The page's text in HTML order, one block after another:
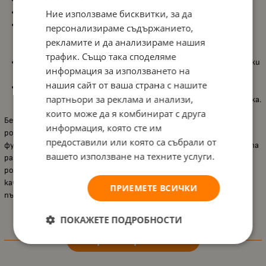
Външни размери на леглото: 124 х 68 х 95 см.
Материал : Изработено от висококачествено 18 мм
ламинирано ПДЧ (melamine chipboard), което гарантира
дълготрайност и здравина.
Стандарти за безопасност: Отговаря на всички европейски
стандарти за безопасност.
Лесен монтаж : Висококачествена сглобка за лесен и бърз
монтаж с включени подробни инструкции стъпка по стъпка.
Бебешкото легло Lorelli - Sweet Dreamе идеалното решение за
родители, които търсят безопасност, комфорт и
функционалност в едно. Със своите две нива на подматрачната
рамка и свалящи се ламели, то предлага удобство както за
родителите, така и за бебето. Лесният монтаж и
качествените материали го правят дълготраен избор за
първите години на вашето дете.
Ние използваме бисквитки, за да
персонализираме съдържанието,
рекламите и да анализираме нашия
трафик. Също така споделяме
информация за използването на
нашия сайт от ваша страна с нашите
партньори за реклама и анализи,
които може да я комбинират с друга
информация, която сте им
предоставили или която са събрали от
вашето използване на техните услуги.
ПРИЕМЕТЕ ВСИЧКИ
ПОКАЖЕТЕ ПОДРОБНОСТИ